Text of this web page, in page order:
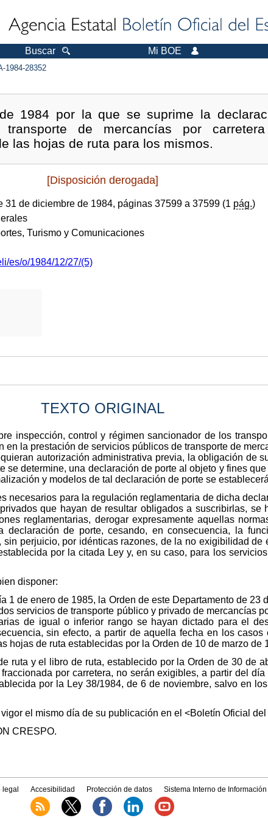
Buscar Mi BOE
1984-28352
1984 por la que se suprime la
transporte de mercancías por
las hojas de ruta para los mismos.
[Disposición derogada]
31 de diciembre de 1984, páginas 37599 a 37599 (1 pág.)
Turismo y Comunicaciones
es/o/1984/12/27/(5)
TEXTO ORIGINAL
inspección, control y régimen sancionador de los
la prestación de servicios públicos de transporte de
autorización administrativa previa, la obligación de
se determine, una declaración de porte al objeto y fines
y modelos de tal declaración de porte se
necesarios para la regulación reglamentaria de dicha
que hayan de resultar obligados a suscribirlas, se
reglamentarias, derogar expresamente aquellas
declaración de porte, cesando, en consecuencia, la
perjuicio, por idénticas razones, de la no exigibilidad de
por la citada Ley y, en su caso, para los
disponer:
1 de enero de 1985, la Orden de este Departamento de 23
servicios de transporte público y privado de mercancías
de igual o inferior rango se hayan dictado para el
sin efecto, a partir de aquella fecha en los
hojas de ruta establecidas por la Orden de 10 de marzo de
ruta y el libro de ruta, establecido por la Orden de 30 de
por carretera, no serán exigibles, a partir del
por la Ley 38/1984, de 6 de noviembre, salvo en
el mismo día de su publicación en el <Boletín Oficial del
CRESPO.
legal Accesibilidad Protección de datos Sistema Interno de Información